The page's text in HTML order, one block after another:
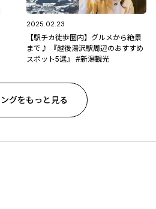
2025.02.23
【駅チカ徒歩圏内】グルメから絶景
まで♪ 『越後湯沢駅周辺のおすすめ
スポット5選』 #新潟観光
グをもっと見る